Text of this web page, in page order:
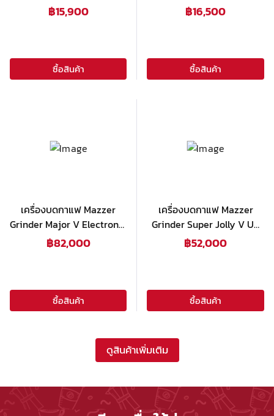
Black)
฿15,900
ซื้อสินค้า
Grinder
฿16,500
ซื้อสินค้า
เครื่องบดกาแฟ Mazzer
Grinder Major V Electronic
,Black
฿82,000
ซื้อสินค้า
เครื่องบดกาแฟ Mazzer
Grinder Super Jolly V Up
Electronic, White
฿52,000
ซื้อสินค้า
ดูสินค้าเพิ่มเติม